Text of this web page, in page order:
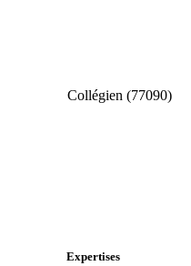
Collégien (77090)
Expertises